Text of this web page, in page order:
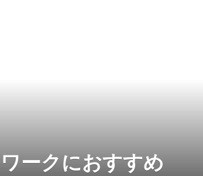
ークにおすすめ